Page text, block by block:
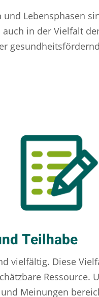
Lebensphasen
auch in der Vielfalt
Teilhabe
vielfältig. Diese
Ressource.
Meinungen